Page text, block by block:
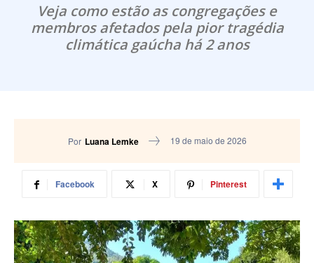
Veja como estão as congregações e
membros afetados pela pior tragédia
climática gaúcha há 2 anos
Por Luana Lemke 19 de maio de 2026
Facebook X Pinterest